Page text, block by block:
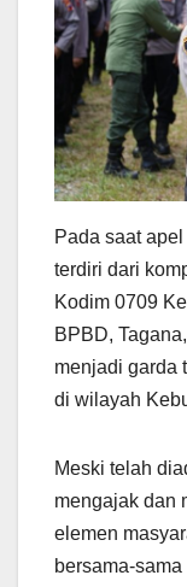
Pada saat
terdiri dari
Kodim 0709
BPBD,
menjadi garda
di wilayah
Meski telah
mengajak dan
elemen
bersama-